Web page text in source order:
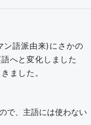
ン語派由来)にさかの
へと変化しました
ました。
で、主語には使わない